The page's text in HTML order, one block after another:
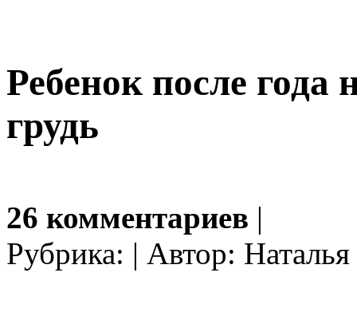
Ребенок после года
грудь
26 комментариев |
Рубрика: | Автор: